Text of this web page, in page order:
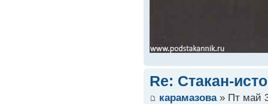
Re: Стакан-
карамазова» Пт май